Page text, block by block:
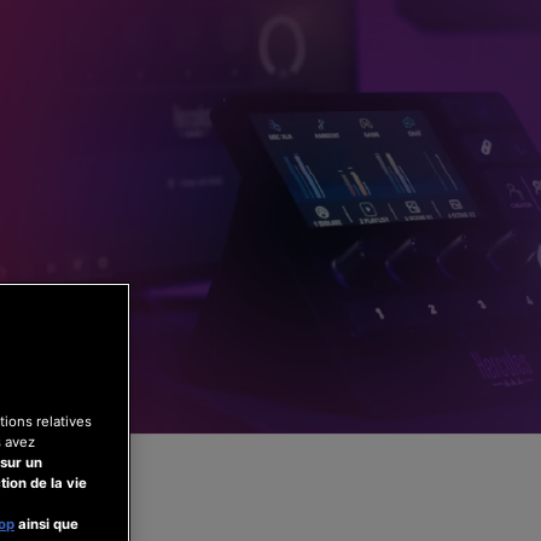
relatives
avez
un
de la vie
ainsi que